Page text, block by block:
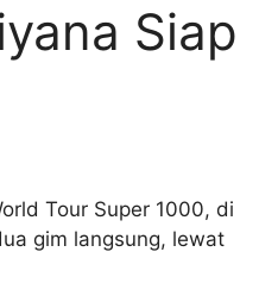
Siap
Tour Super 1000, di
gim langsung, lewat